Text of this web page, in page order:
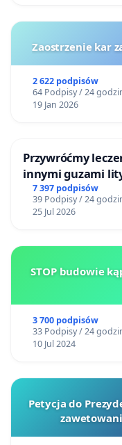
Zaostrzenie kar
2 622 podpisów
64 Podpisy / 24
19 Jan 2026
Przywróćmy
innymi guzami
Centrum
7 397 podpisów
39 Podpisy / 24
25 Jul 2026
STOP budowie
3 700 podpisów
33 Podpisy / 24
10 Jul 2024
Petycja do